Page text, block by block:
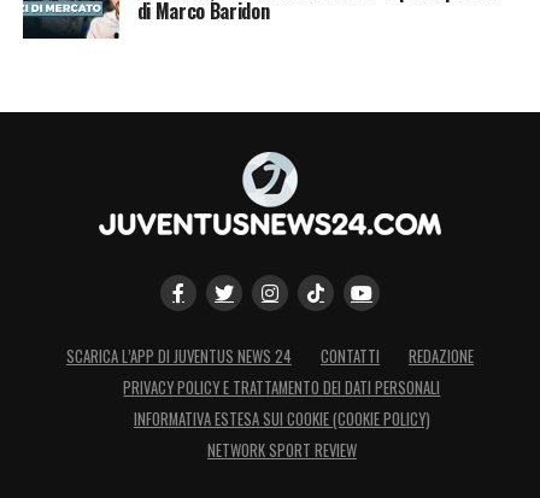
di Marco Baridon
SCARICA L’APP DI JUVENTUS NEWS 24 CONTATTI
REDAZIONE
PRIVACY POLICY E TRATTAMENTO DEI DATI PERSONALI
INFORMATIVA ESTESA SUI COOKIE (COOKIE POLICY)
NETWORK SPORT REVIEW